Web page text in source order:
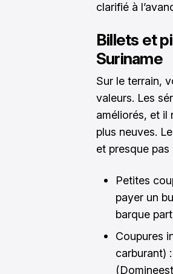
clarifié à
Billets et
Suriname
Sur le terrain,
valeurs. Les
améliorés, et il
plus neuves.
et presque pas
Petites
payer un
barque
Coupures
carburant)